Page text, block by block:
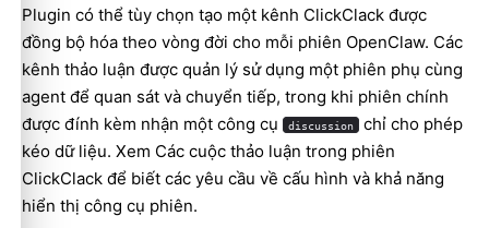
Plugin có thể tùy chọn tạo một kênh ClickClack được
đồng bộ hóa theo vòng đời cho mỗi phiên OpenClaw. Các
kênh thảo luận được quản lý sử dụng một phiên phụ cùng
agent để quan sát và chuyển tiếp, trong khi phiên chính
được đính kèm nhận một công cụ
discussion chỉ cho phép
kéo dữ liệu. Xem Các cuộc thảo luận trong phiên
ClickClack để biết các yêu cầu về cấu hình và khả năng
hiển thị công cụ phiên.
Molty